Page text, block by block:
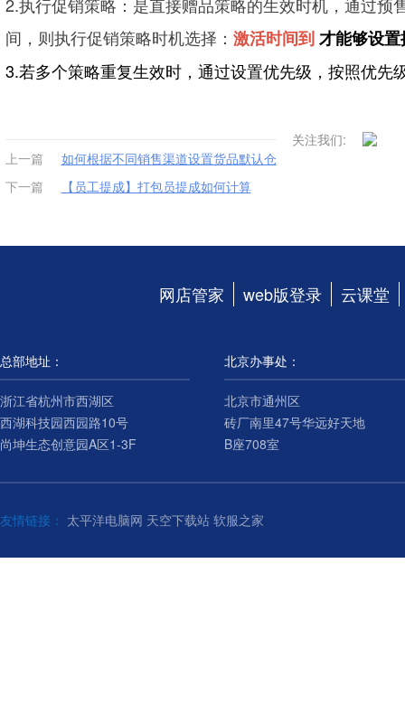
2.执行促销策略：是直接赠品策略的生效时机，通过
间，则执行促销策略时机选择： 激活时间到才能够设
3.若多个策略重复生效时，通过设置优先级，按照优先
关注我们:
上一篇
如何根据不同销售渠道设置货品默认仓
下一篇
【员工提成】打包员提成如何计算
网店管家 web版登录 云课堂
总部地址：
浙江省杭州市西湖区
西湖科技园西园路10号
尚坤生态创意园A区1-3F
北京办事处：
北京市通州区
砖厂南里47号华远好天地
B座708室
友情链接： 太平洋电脑网 天空下载站 软服之家